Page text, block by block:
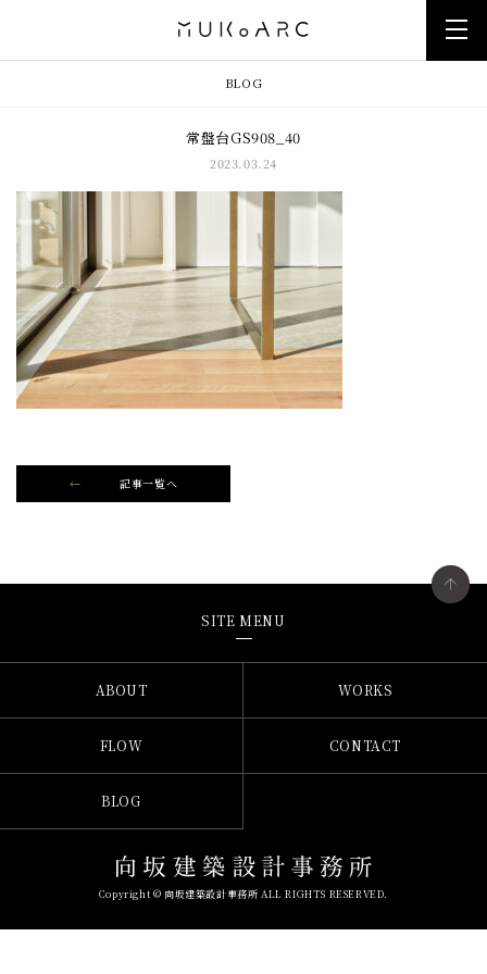
BLOG
常盤台GS908_40
2023.03.24
記事一覧へ
SITE MENU
ABOUT WORKS
FLOW CONTACT
BLOG
Copyright © 向坂建築設計事務所 ALL RIGHTS RESERVED.